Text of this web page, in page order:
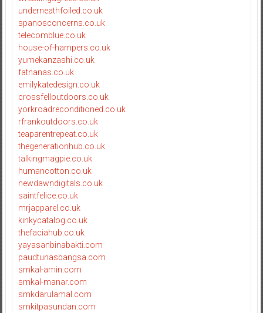
underneathfoiled.co.uk
spanosconcerns.co.uk
telecomblue.co.uk
house-of-hampers.co.uk
yumekanzashi.co.uk
fatnanas.co.uk
emilykatedesign.co.uk
crossfelloutdoors.co.uk
yorkroadreconditioned.co.uk
rfrankoutdoors.co.uk
teaparentrepeat.co.uk
thegenerationhub.co.uk
talkingmagpie.co.uk
humancotton.co.uk
newdawndigitals.co.uk
saintfelice.co.uk
mrjapparel.co.uk
kinkycatalog.co.uk
thefaciahub.co.uk
yayasanbinabakti.com
paudtunasbangsa.com
smkal-amin.com
smkal-manar.com
smkdarulamal.com
smkitpasundan.com